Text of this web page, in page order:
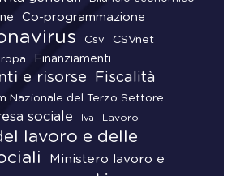
Co-programmazione
Csv CSVnet
Finanziamenti
e risorse Fiscalità
Nazionale del Terzo Settore
sociale Iva Lavoro
lavoro e delle
Ministero lavoro e